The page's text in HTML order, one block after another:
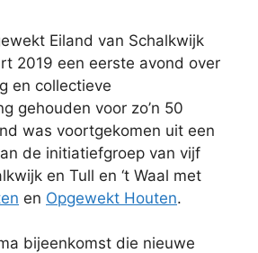
2019 een eerste avond over
en collectieve
gehouden voor zo’n 50
was voortgekomen uit een
de initiatiefgroep van vijf
en Tull en ‘t Waal met
en Opgewekt Houten.